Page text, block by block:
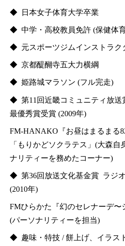
◆ 日本女子体育大学卒業
◆ 中学・高校教員免許 (保健体
◆ 元スポーツジムインストラク
◆ 京都醍醐寺五大力横綱
◆ 姫路城マラソン (フル完走)
◆ 第11回近畿コミュニティ放送
最優秀賞受賞 (2009年)
FM-HANAKO『お昼はまるまる
「もりかどソクラテス」(大森
ナリティーを務めたコーナー)
◆ 第36回放送文化基金賞 ラジ
(2010年)
FMひらかた『幻のセレナーデ〜
(パーソナリティーを担当)
◆ 趣味・特技 / 餅上げ、イラス